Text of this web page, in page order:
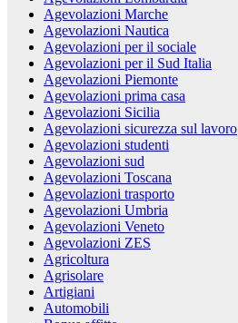
Agevolazioni Marche
Agevolazioni Nautica
Agevolazioni per il sociale
Agevolazioni per il Sud Italia
Agevolazioni Piemonte
Agevolazioni prima casa
Agevolazioni Sicilia
Agevolazioni sicurezza sul lavoro
Agevolazioni studenti
Agevolazioni sud
Agevolazioni Toscana
Agevolazioni trasporto
Agevolazioni Umbria
Agevolazioni Veneto
Agevolazioni ZES
Agricoltura
Agrisolare
Artigiani
Automobili